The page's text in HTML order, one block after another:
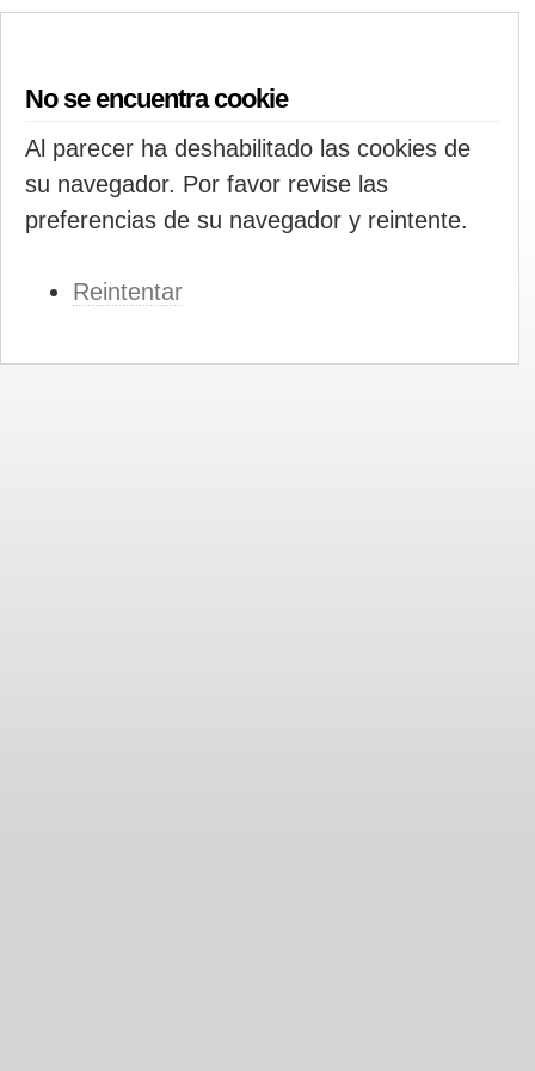
No se encuentra cookie
Al parecer ha deshabilitado las cookies de
su navegador. Por favor revise las
preferencias de su navegador y reintente.
Reintentar